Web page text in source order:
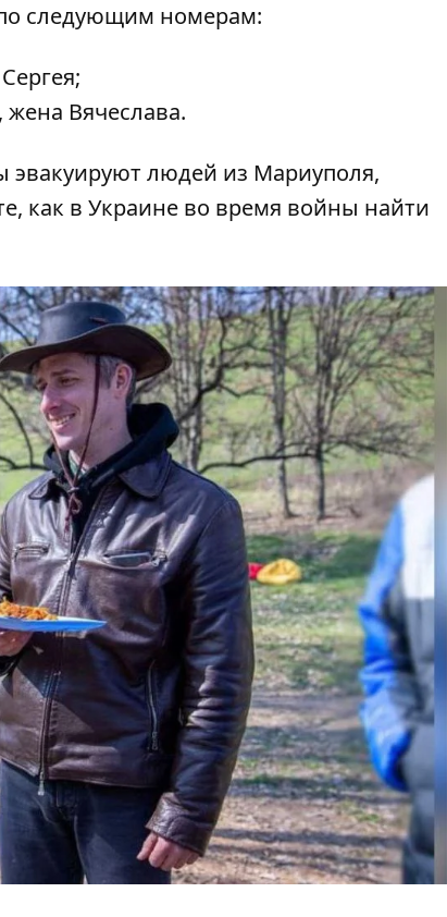
по следующим номерам:
Вячеслава.
эвакуируют людей из Мариуполя,
как в Украине во время войны найти